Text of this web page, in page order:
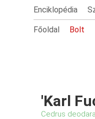
Enciklopédia
Főoldal Bolt
'Karl
Cedrus